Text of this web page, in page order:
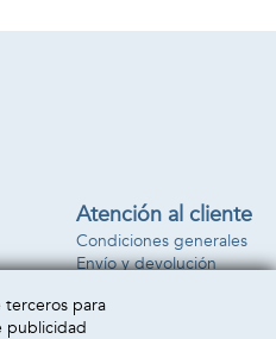
Atención al cliente
Condiciones generales
Envío y devolución
terceros para
publicidad